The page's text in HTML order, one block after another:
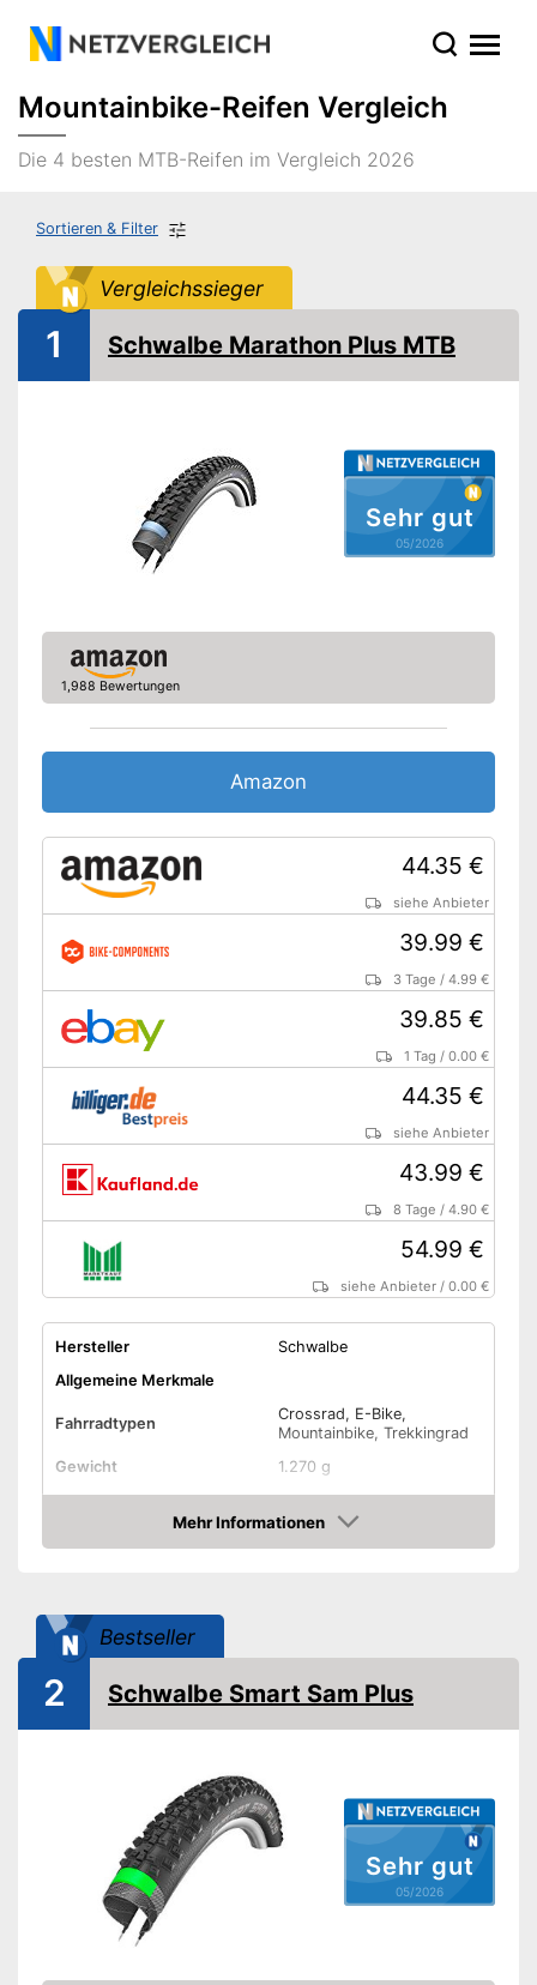
Mountainbike-Reifen Vergleich
Die 4 besten MTB-Reifen im Vergleich 2026
Sortieren & Filter
Vergleichssieger
Sehr gut
05/2026
1 Schwalbe Marathon Plus MTB
1,988 Bewertungen
Amazon
44.35 €
siehe Anbieter
39.99 €
3 Tage /4.99 €
39.85 €
1 Tag /0.00 €
44.35 €
siehe Anbieter
43.99 €
8 Tage /4.90 €
54.99 €
siehe Anbieter /0.00 €
Hersteller
Schwalbe
Allgemeine Merkmale
Fahrradtypen
Crossrad, E-Bike,
Mountainbike, Trekkingrad
Gewicht
1.270 g
Belastbarkeit maximal
125 kg
Drahtreifen
Mehr Informationen
Amazon
Bestseller
Sehr gut
05/2026
2 Schwalbe Smart Sam Plus